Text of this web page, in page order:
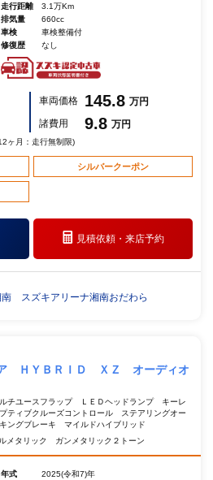
走行距離
3.1万Km
排気量
660cc
車検
車検整備付
修復歴
なし
車両価格 145.8 万円
諸費用
9.8 万円
ヶ月：走行無制限)
シルバークーポン
見積依頼・来店予約
南 スズキアリーナ湘南おだわら
ア ＨＹＢＲＩＤ ＸＺ オーディオ
チユースフラップ ＬＥＤヘッドランプ キーレ
ティブクルーズコントロール ステアリングオー
ングブレーキ マイルドハイブリッド
メタリック ガンメタリック２トーン
年式
2025(令和7)年